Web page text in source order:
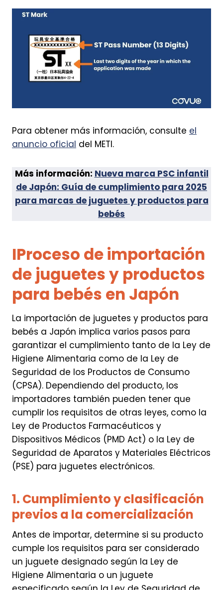
Para obtener más información, consulte el
anuncio oficial del METI.
Más información: Nueva marca PSC infantil
de Japón: Guía de cumplimiento para 2025
para marcas de juguetes y productos para
bebés
IProceso de importación
de juguetes y productos
para bebés en Japón
La importación de juguetes y productos para
bebés a Japón implica varios pasos para
garantizar el cumplimiento tanto de la Ley de
Higiene Alimentaria como de la Ley de
Seguridad de los Productos de Consumo
(CPSA). Dependiendo del producto, los
importadores también pueden tener que
cumplir los requisitos de otras leyes, como la
Ley de Productos Farmacéuticos y
Dispositivos Médicos (PMD Act) o la Ley de
Seguridad de Aparatos y Materiales Eléctricos
(PSE) para juguetes electrónicos.
1. Cumplimiento y clasificación
previos a la comercialización
Antes de importar, determine si su producto
cumple los requisitos para ser considerado
un juguete designado según la Ley de
Higiene Alimentaria o un juguete